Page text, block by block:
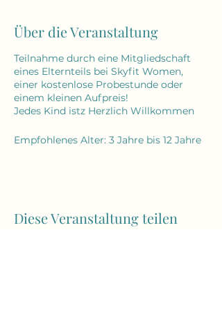
Über die Veranstaltung
Teilnahme durch eine Mitgliedschaft
eines Elternteils bei Skyfit Women,
einer kostenlose Probestunde oder
einem kleinen Aufpreis!
Jedes Kind istz Herzlich Willkommen
Empfohlenes Alter: 3 Jahre bis 12 Jahre
Diese Veranstaltung teilen